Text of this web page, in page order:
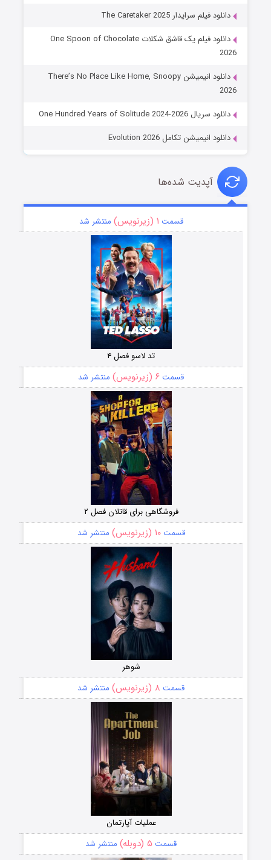
دانلود فیلم سرایدار The Caretaker 2025
دانلود فیلم یک قاشق شکلات One Spoon of Chocolate
2026
دانلود انیمیشن There’s No Place Like Home, Snoopy
2026
دانلود سریال One Hundred Years of Solitude 2024-2026
دانلود انیمیشن تکامل Evolution 2026
آپدیت شده‌ها
قسمت ۱ (زیرنویس) منتشر شد
تد لاسو فصل ۴
قسمت ۶ (زیرنویس) منتشر شد
فروشگاهی برای قاتلان فصل ۲
قسمت۱۰ (زیرنویس) منتشر شد
شوهر
قسمت ۸ (زیرنویس) منتشر شد
عملیات آپارتمان
قسمت ۵ (دوبله) منتشر شد